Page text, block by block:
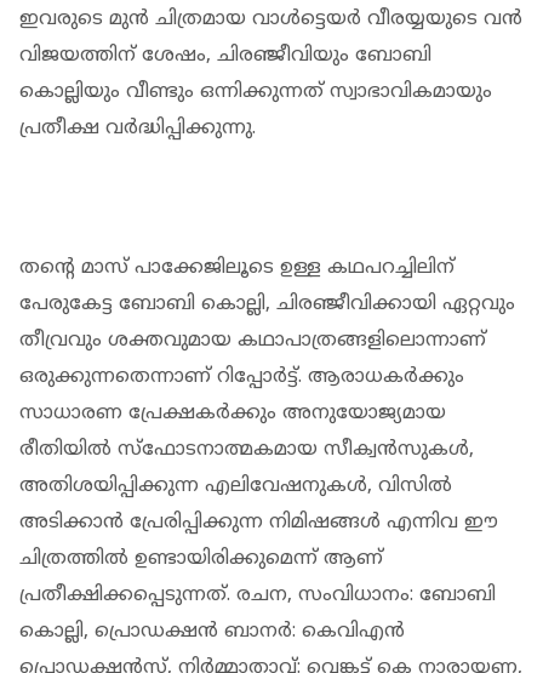
ഇവരുടെ മുന്‍ ചിത്രമായ വാള്‍ട്ടെയര്‍ വീരയ്യയുടെ വന്‍
വിജയത്തിന് ശേഷം, ചിരഞ്ജീവിയും ബോബി
കൊല്ലിയും വീണ്ടും ഒന്നിക്കുന്നത് സ്വാഭാവികമായും
പ്രതീക്ഷ വര്‍ദ്ധിപ്പിക്കുന്നു.
തന്റെ മാസ് പാക്കേജിലൂടെ ഉള്ള കഥപറച്ചിലിന്
പേരുകേട്ട ബോബി കൊല്ലി, ചിരഞ്ജീവിക്കായി ഏറ്റവും
തീവ്രവും ശക്തവുമായ കഥാപാത്രങ്ങളിലൊന്നാണ്
ഒരുക്കുന്നതെന്നാണ് റിപ്പോര്‍ട്ട്. ആരാധകര്‍ക്കും
സാധാരണ പ്രേക്ഷകര്‍ക്കും അനുയോജ്യമായ
രീതിയില്‍ സ്ഫോടനാത്മകമായ സീക്വന്‍സുകള്‍,
അതിശയിപ്പിക്കുന്ന എലിവേഷനുകള്‍, വിസില്‍
അടിക്കാന്‍ പ്രേരിപ്പിക്കുന്ന നിമിഷങ്ങള്‍ എന്നിവ ഈ
ചിത്രത്തില്‍ ഉണ്ടായിരിക്കുമെന്ന് ആണ്
പ്രതീക്ഷിക്കപ്പെടുന്നത്. രചന, സംവിധാനം: ബോബി
കൊല്ലി, പ്രൊഡക്ഷന്‍ ബാനര്‍: കെവിഎന്‍
പ്രൊഡക്ഷന്‍സ്, നിര്‍മ്മാതാവ്: വെങ്കട്ട് കെ നാരായണ,